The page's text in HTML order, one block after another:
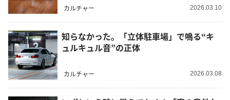
カルチャー 2026.03.10
知らなかった。「立体駐車場」で鳴る“キ
ュルキュル音”の正体
カルチャー 2026.03.08